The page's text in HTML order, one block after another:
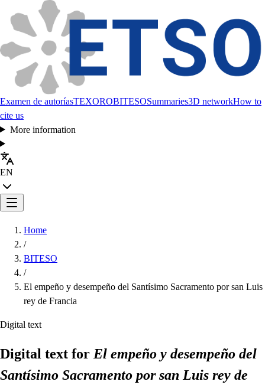
Examen de autoríasTEXOROBITESOSummaries3D networkHow to
cite us
More information
EN
Home
/
BITESO
/
El empeño y desempeño del Santísimo Sacramento por san Luis
rey de Francia
Digital text
Digital text for El empeño y desempeño del
Santísimo Sacramento por san Luis rey de